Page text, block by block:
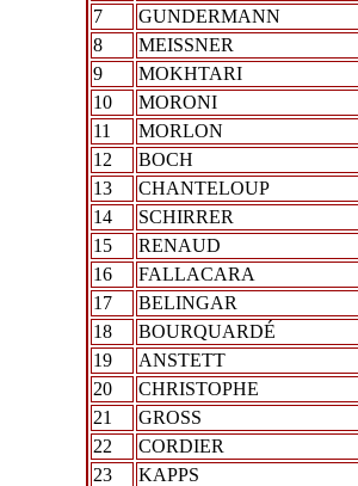
7
GUNDERMANN
8
MEISSNER
9
MOKHTARI
10
MORONI
11
MORLON
12
BOCH
13
CHANTELOUP
14
SCHIRRER
15
RENAUD
16
FALLACARA
17
BELINGAR
18
BOURQUARDÉ
19
ANSTETT
20
CHRISTOPHE
21
GROSS
22
CORDIER
23
KAPPS